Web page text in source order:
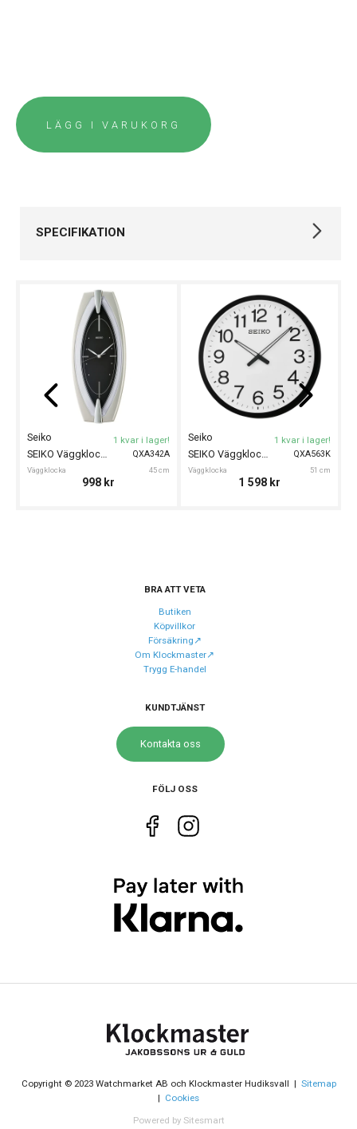
LÄGG I VARUKORG
SPECIFIKATION
Kollektion
Typ av klocka
Väckarklocka
Garanti
36 månader
Design
Färg på urtavla
Vit
Form på boett
Fyrkantig
Quartz (batteri)
10 cm
Plexi
QXA342A
Seiko
Väggklocka 45 cm
SEIKO Väggklocka 45cm
1 kvar i lager!
998 kr
QXA563K
Seiko
Väggklocka 51 cm
SEIKO Väggklocka 51cm
1 kvar i lager!
1 598 kr
BRA ATT VETA
Butiken
Köpvillkor
Försäkring↗️
Om Klockmaster↗️
Trygg E-handel
KUNDTJÄNST
Kontakta oss
FÖLJ OSS
Copyright © 2023 Watchmarket AB och Klockmaster Hudiksvall | Sitemap
| Cookies
Powered by Sitesmart